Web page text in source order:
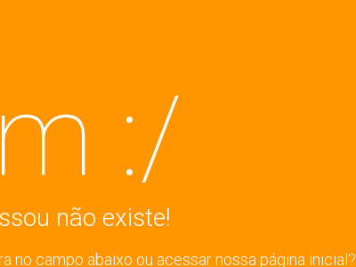
:/
não existe!
no campo abaixo ou acessar nossa página inicial?